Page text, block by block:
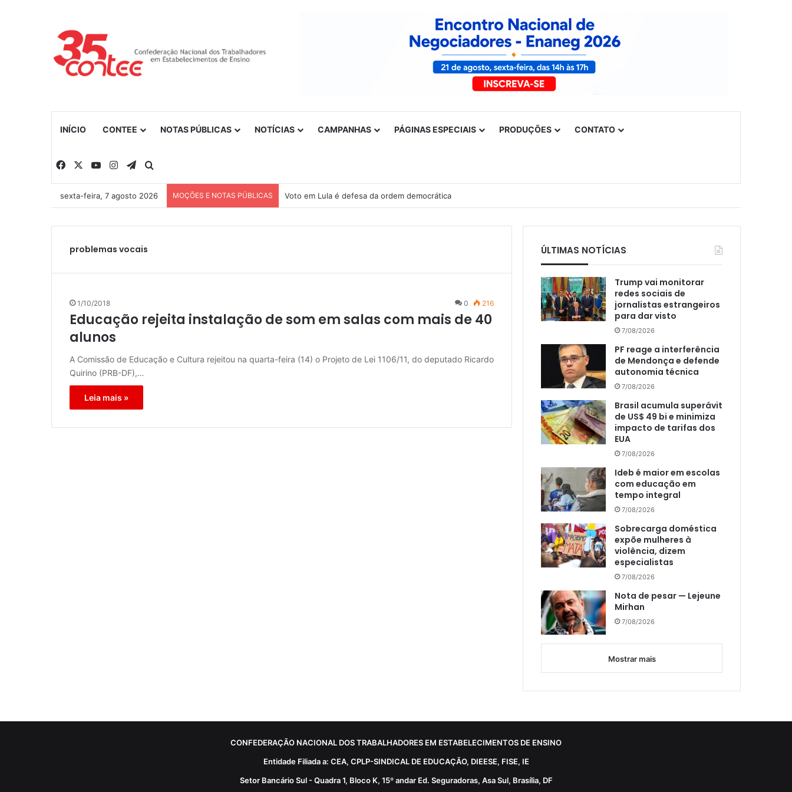
INÍCIO CONTEE NOTAS PÚBLICAS NOTÍCIAS CAMPANHAS PÁGINAS ESPECIAIS PRODUÇÕES CONTATO
Facebook YouTubeInstagramTelegram
sexta-feira, 7 agosto 2026 MOÇÕES E NOTAS PÚBLICAS Voto em Lula é defesa da ordem democrática
problemas vocais
1/10/2018 0 216
Educação rejeita instalação de som em salas com mais de 40
alunos
A Comissão de Educação e Cultura rejeitou na quarta-feira (14) o Projeto de Lei 1106/11, do deputado Ricardo
Quirino (PRB-DF),…
Leia mais »
ÚLTIMAS NOTÍCIAS
Trump vai monitorar
redes sociais de
jornalistas estrangeiros
para dar visto
7/08/2026
PF reage a interferência
de Mendonça e defende
autonomia técnica
7/08/2026
Brasil acumula superávit
de US$ 49 bi e minimiza
impacto de tarifas dos
EUA
7/08/2026
Ideb é maior em escolas
com educação em
tempo integral
7/08/2026
Sobrecarga doméstica
expõe mulheres à
violência, dizem
especialistas
7/08/2026
Nota de pesar — Lejeune
Mirhan
7/08/2026
Mostrar mais
CONFEDERAÇÃO NACIONAL DOS TRABALHADORES EM ESTABELECIMENTOS DE ENSINO
Entidade Filiada a: CEA, CPLP-SINDICAL DE EDUCAÇÃO, DIEESE, FISE, IE
Setor Bancário Sul - Quadra 1, Bloco K, 15º andar Ed. Seguradoras, Asa Sul, Brasília, DF